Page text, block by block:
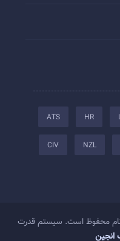
HR
ATS
NZL
CIV
محفوظ است. سیستم قدرت
انجین